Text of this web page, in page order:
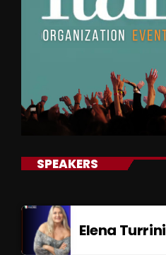
SPEAKERS
Elena Turrini